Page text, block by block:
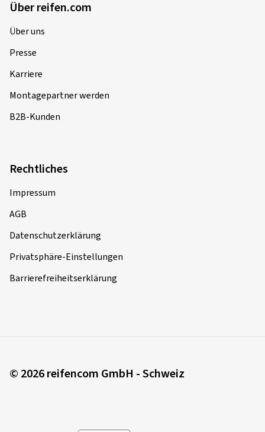
Über reifen.com
Über uns
Presse
Karriere
Montagepartner werden
B2B-Kunden
Rechtliches
Impressum
AGB
Datenschutzerklärung
Privatsphäre-Einstellungen
Barrierefreiheitserklärung
© 2026 reifencom GmbH - Schweiz